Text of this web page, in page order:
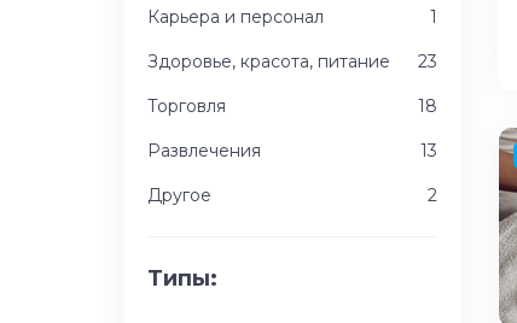
Карьера и персонал 1
Здоровье, красота, питание 23
Торговля 18
Развлечения 13
Другое 2
Типы: